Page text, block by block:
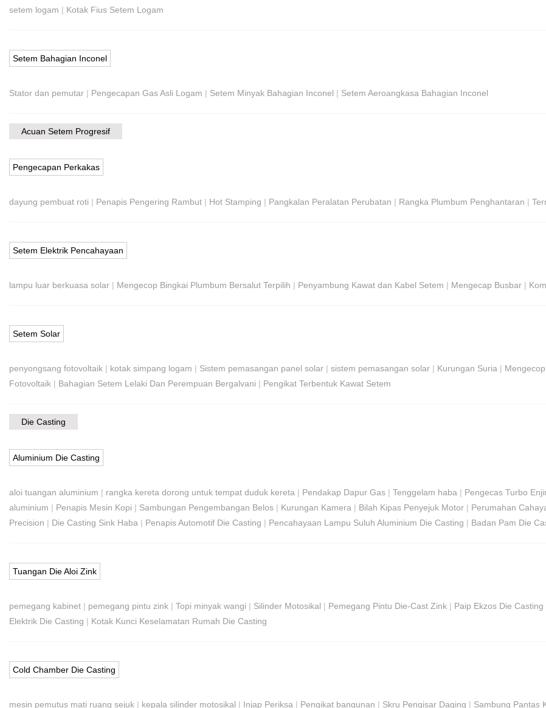
setem logam | Kotak Fius Setem Logam
Setem Bahagian Inconel
Stator dan pemutar | Pengecapan Gas Asli Logam | Setem Minyak Bahagian Inconel | Setem Aeroangkasa Bahagian Inconel
Acuan Setem Progresif
Pengecapan Perkakas
dayung pembuat roti | Penapis Pengering Rambut | Hot Stamping | Pangkalan Peralatan Perubatan | Rangka Plumbum Penghantaran |
Setem Elektrik Pencahayaan
lampu luar berkuasa solar | Mengecop Bingkai Plumbum Bersalut Terpilih | Penyambung Kawat dan Kabel Setem | Mengecap Busbar |
Setem Solar
penyongsang fotovoltaik | kotak simpang logam | Sistem pemasangan panel solar | sistem pemasangan solar | Kurungan Suria |
Fotovoltaik | Bahagian Setem Lelaki Dan Perempuan Bergalvani | Pengikat Terbentuk Kawat Setem
Die Casting
Aluminium Die Casting
aloi tuangan aluminium | rangka kereta dorong untuk tempat duduk kereta | Pendakap Dapur Gas | Tenggelam haba | Pengecas Turbo
aluminium | Penapis Mesin Kopi | Sambungan Pengembangan Belos | Kurungan Kamera | Bilah Kipas Penyejuk Motor | Perumahan
Precision | Die Casting Sink Haba | Penapis Automotif Die Casting | Pencahayaan Lampu Suluh Aluminium Die Casting | Badan Pam Die
Tuangan Die Aloi Zink
pemegang kabinet | pemegang pintu zink | Topi minyak wangi | Silinder Motosikal | Pemegang Pintu Die-Cast Zink | Paip Ekzos Die Casting
Elektrik Die Casting | Kotak Kunci Keselamatan Rumah Die Casting
Cold Chamber Die Casting
mesin pemutus mati ruang sejuk | kepala silinder motosikal | Injap Periksa | Pengikat bangunan | Skru Pengisar Daging | Sambung Pantas